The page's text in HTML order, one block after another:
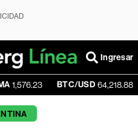
Ingresar
BTC/USD 64,218.88 -0.27%